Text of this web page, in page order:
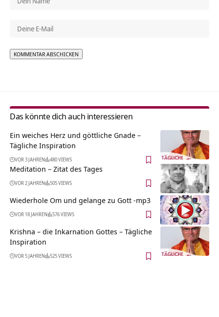
Das könnte dich auch interessieren
Ein weiches Herz und göttliche Gnade –
Tägliche Inspiration
VOR 3 JAHREN 480 VIEWS
Meditation – Zitat des Tages
VOR 2 JAHREN 505 VIEWS
Wiederhole Om und gelange zu Gott -mp3
VOR 18 JAHREN 576 VIEWS
Krishna – die Inkarnation Gottes – Tägliche
Inspiration
VOR 5 JAHREN 525 VIEWS